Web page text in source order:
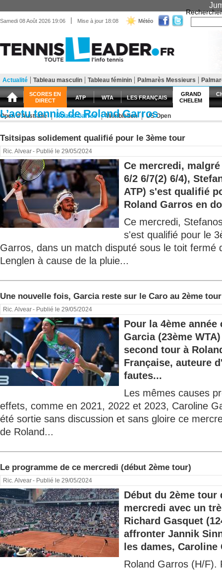
Samedi 08 Août 2026 19:06 | Mise à jour 18:08 Météo
Rechercher
Matériel Entraînement Santé Forme
SCORES EN
DIRECT
ATP WTA LES FRANÇAIS
GRAND
CHELEM
Open d'Australie Roland Garros Wimbledon US Open
Actualité Tableau masculin Tableau féminin Palmarès Messieurs
L’actu tennis de Roland Garros
Tsitsipas solidement qualifié pour le 3ème tour
Ric. Alvear- Publié le 29/05/2024
Ce mercredi,
6/2 6/7(2) 6/4),
ATP) s'est qualifié
Roland Garros en
Ce mercredi,
s'est qualifié pour le
Garros, dans un match disputé sous le toit fermé
Lenglen à cause de la pluie...
Une nouvelle fois, Garcia reste sur le Caro au 2ème
Ric. Alvear- Publié le 29/05/2024
Pour la 4ème
Garcia (23ème
second tour à
Française, auteure
fautes...
Les mêmes causes
effets, comme en 2021, 2022 et 2023, Caroline
été sortie sans discussion et sans gloire ce
de Roland...
Le programme de ce mercredi (début 2ème tour)
Ric. Alvear- Publié le 29/05/2024
Début du 2ème tour
mercredi avec un
Richard Gasquet
affronter Jannik
les dames, Caroline
Roland Garros (H/F).